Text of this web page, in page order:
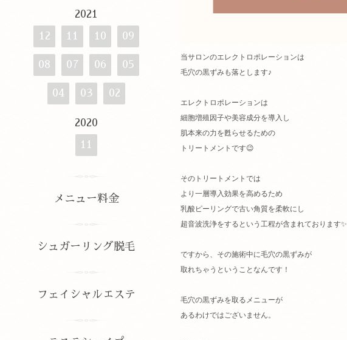
当サロンのエレクトロポレーションは
毛穴の黒ずみも落とします♪
エレクトロポレーションは
細胞増殖因子や美容成分を導入し
肌本来の力を甦らせるための
トリートメントです😉
そのトリートメントでは
より一層導入効果を高めるため
乳酸ピーリングで古い角質を柔軟にし
超音波洗浄をするという工程が含まれております✨
ですから、その施術中に毛穴の黒ずみが
取れちゃうということなんです！
毛穴の黒ずみを取るメニューが
あるわけではございません。
2021
12
11 10 09
08 07 06 05
04 03 02
2020
11
メニュー料金
シュガーリング脱毛
フェイシャルエステ